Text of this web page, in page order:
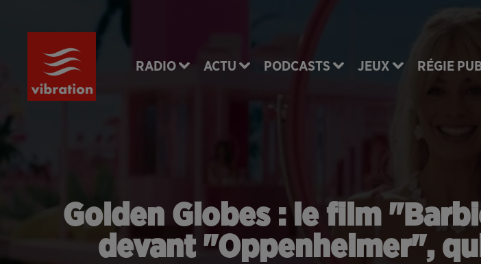
RADIO ACTU PODCASTS JEUX RÉGIE
Golden Globes : le film
devant "Oppenheimer",